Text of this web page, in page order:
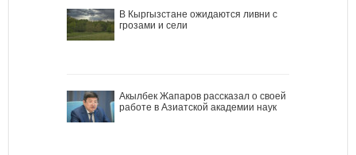
В Кыргызстане ожидаются ливни с
грозами и сели
Акылбек Жапаров рассказал о своей
работе в Азиатской академии наук